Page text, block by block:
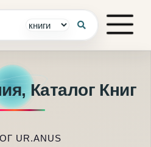
Каталог Книг
UR.ANUS